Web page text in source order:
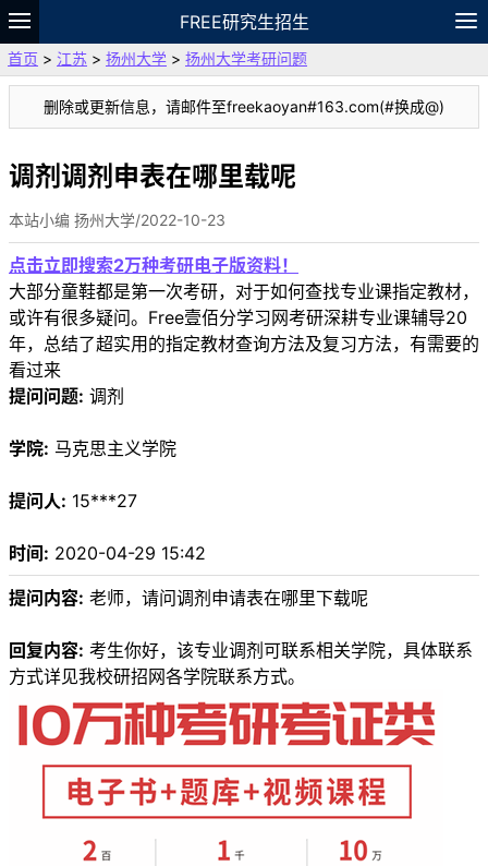
FREE研究生招生
题库
故事 专题 APP 笔记
VIP
资料
首页 > 江苏 > 扬州大学 > 扬州大学考研问题
删除或更新信息，请邮件至freekaoyan#163.com(#换成@)
调剂调剂申表在哪里载呢
本站小编 扬州大学/2022-10-23
点击立即搜索2万种考研电子版资料！
大部分童鞋都是第一次考研，对于如何查找专业课指定教材，
或许有很多疑问。Free壹佰分学习网考研深耕专业课辅导20
年，总结了超实用的指定教材查询方法及复习方法，有需要的
看过来
提问问题: 调剂
学院: 马克思主义学院
提问人: 15***27
时间: 2020-04-29 15:42
提问内容: 老师，请问调剂申请表在哪里下载呢
回复内容: 考生你好，该专业调剂可联系相关学院，具体联系
方式详见我校研招网各学院联系方式。